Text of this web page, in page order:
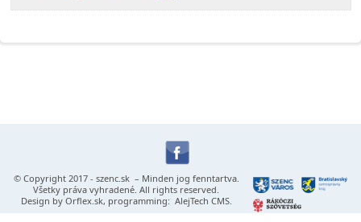
© Copyright 2017 - szenc.sk– Minden jog fenntartva.
Všetky práva vyhradené. All rights reserved.
Design by Orflex.sk, programming: AlejTech CMS.